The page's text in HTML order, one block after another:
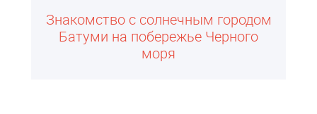
Знакомство с солнечным городом
Батуми на побережье Черного
моря